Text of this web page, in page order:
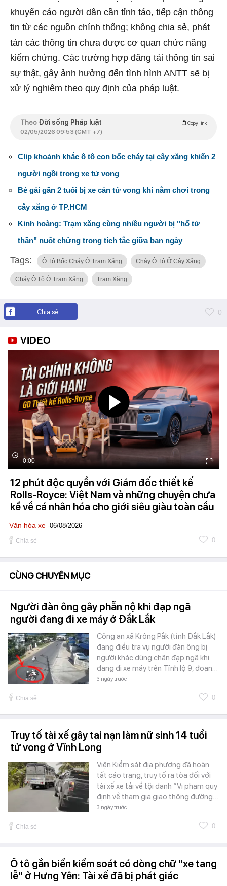
khuyến cáo người dân cần tỉnh táo, tiếp cận thông
tin từ các nguồn chính thống; không chia sẻ, phát
tán các thông tin chưa được cơ quan chức năng
kiểm chứng. Các trường hợp đăng tải thông tin sai
sự thật, gây ảnh hưởng đến tình hình ANTT sẽ bị
xử lý nghiêm theo quy định của pháp luật.
Theo Đời sống Pháp luật Copy link
02/05/2026 09:53 (GMT +7)
Clip khoảnh khắc ô tô con bốc cháy tại cây xăng khiến 2
người ngồi trong xe tử vong
Bé gái gần 2 tuổi bị xe cán tử vong khi nằm chơi trong
cây xăng ở TP.HCM
Kinh hoàng: Trạm xăng cùng nhiều người bị "hố tử
thần" nuốt chửng trong tích tắc giữa ban ngày
Tags: Ô Tô Bốc Cháy Ở Trạm Xăng Cháy Ô Tô Ở Cây Xăng
Cháy Ô Tô Ở Trạm Xăng Trạm Xăng
Chia sẻ 0
VIDEO
0:00
12 phút độc quyền với Giám đốc thiết kế
Rolls-Royce: Việt Nam và những chuyện chưa
kể về cá nhân hóa cho giới siêu giàu toàn cầu
Văn hóa xe -06/08/2026
Chia sẻ 0
CÙNG CHUYÊN MỤC
Người đàn ông gây phẫn nộ khi đạp ngã
người đang đi xe máy ở Đắk Lắk
Công an xã Krông Pắk (tỉnh Đắk Lắk)
đang điều tra vụ người đàn ông bị
người khác dùng chân đạp ngã khi
đang đi xe máy trên Tỉnh lộ 9, đoạn…
3 ngày trước
Chia sẻ 0
Truy tố tài xế gây tai nạn làm nữ sinh 14 tuổi
tử vong ở Vĩnh Long
Viện Kiểm sát địa phương đã hoàn
tất cáo trạng, truy tố ra tòa đối với
tài xế xe tải về tội danh “Vi phạm quy
định về tham gia giao thông đường…
3 ngày trước
Chia sẻ 0
Ô tô gắn biển kiểm soát có dòng chữ "xe tang
lễ" ở Hưng Yên: Tài xế đã bị phát giác